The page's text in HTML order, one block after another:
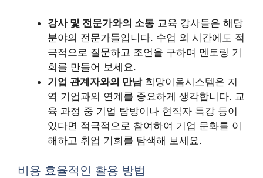
강사 및 전문가와의 소통 교육 강사들은 해당
분야의 전문가들입니다. 수업 외 시간에도 적
극적으로 질문하고 조언을 구하며 멘토링 기
회를 만들어 보세요.
기업 관계자와의 만남희망이음시스템은 지
역 기업과의 연계를 중요하게 생각합니다. 교
육 과정 중 기업 탐방이나 현직자 특강 등이
있다면 적극적으로 참여하여 기업 문화를 이
해하고 취업 기회를 탐색해 보세요.
비용 효율적인 활용 방법